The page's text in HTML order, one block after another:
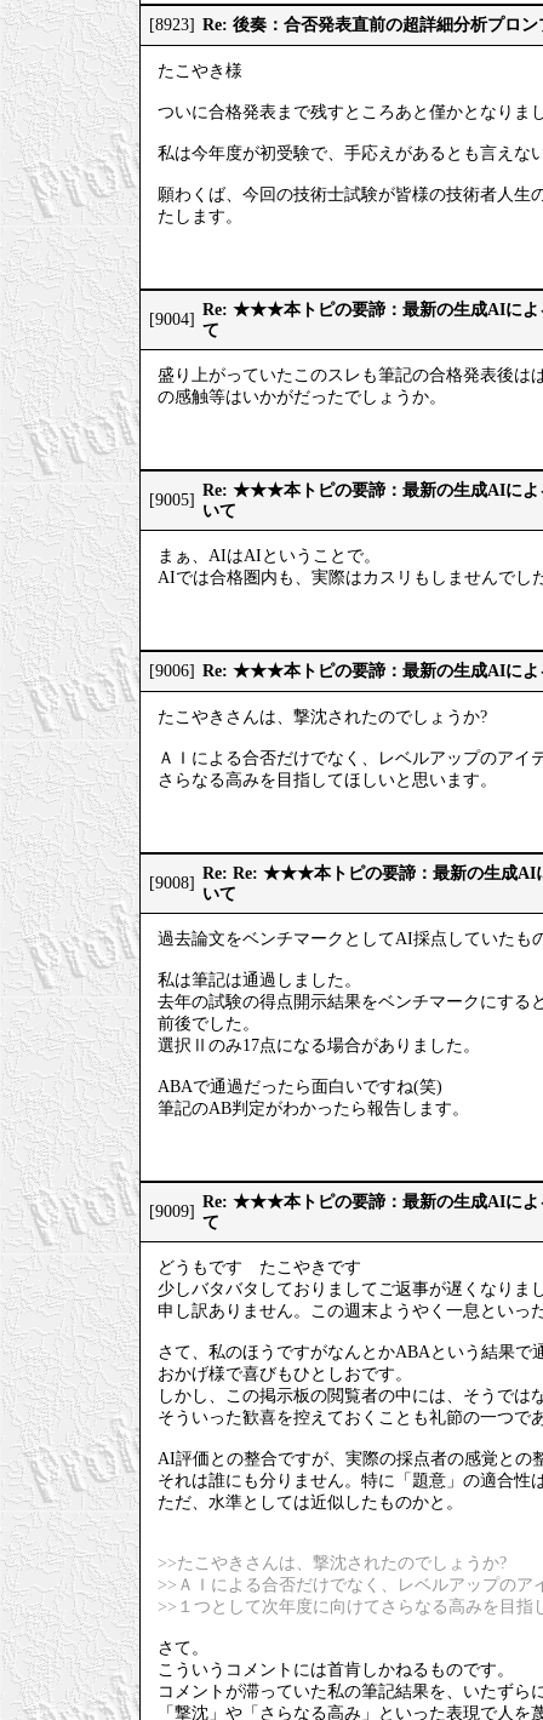
[8923] Re: 後奏：合否発表直前の超詳細分析プロ
たこやき様
ついに合格発表まで残すところあと僅かとなりま
私は今年度が初受験で、手応えがあるとも言えな
願わくば、今回の技術士試験が皆様の技術者人生
たします。
[9004]
Re: ★★★本トピの要諦：最新の生成AIによ
て
盛り上がっていたこのスレも筆記の合格発表後
の感触等はいかがだったでしょうか。
[9005]
Re: ★★★本トピの要諦：最新の生成AIによ
いて
まぁ、AIはAIということで。
AIでは合格圏内も、実際はカスリもしませんでし
[9006] Re: ★★★本トピの要諦：最新の生成AIによ
たこやきさんは、撃沈されたのでしょうか?
ＡＩによる合否だけでなく、レベルアップのアイ
さらなる高みを目指してほしいと思います。
[9008]
Re: Re: ★★★本トピの要諦：最新の生成AI
いて
過去論文をベンチマークとしてAI採点していたも
私は筆記は通過しました。
去年の試験の得点開示結果をベンチマークにす
前後でした。
選択Ⅱのみ17点になる場合がありました。
ABAで通過だったら面白いですね(笑)
筆記のAB判定がわかったら報告します。
[9009]
Re: ★★★本トピの要諦：最新の生成AIによ
て
どうもです たこやきです
少しバタバタしておりましてご返事が遅くなりま
申し訳ありません。この週末ようやく一息といっ
さて、私のほうですがなんとかABAという結果で
おかげ様で喜びもひとしおです。
しかし、この掲示板の閲覧者の中には、そうでは
そういった歓喜を控えておくことも礼節の一つで
AI評価との整合ですが、実際の採点者の感覚との
それは誰にも分りません。特に「題意」の適合性
ただ、水準としては近似したものかと。
>>たこやきさんは、撃沈されたのでしょうか?
>>ＡＩによる合否だけでなく、レベルアップのア
>>１つとして次年度に向けてさらなる高みを目指
さて。
こういうコメントには首肯しかねるものです。
コメントが滞っていた私の筆記結果を、いたずら
「撃沈」や「さらなる高み」といった表現で人を